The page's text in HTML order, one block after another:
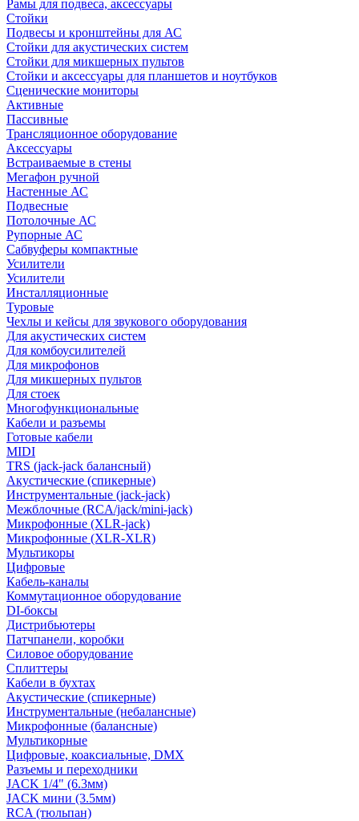
Рамы для подвеса, аксессуары
Стойки
Подвесы и кронштейны для АС
Стойки для акустических систем
Стойки для микшерных пультов
Стойки и аксессуары для планшетов и ноутбуков
Сценические мониторы
Активные
Пассивные
Трансляционное оборудование
Аксессуары
Встраиваемые в стены
Мегафон ручной
Настенные АС
Подвесные
Потолочные АС
Рупорные АС
Сабвуферы компактные
Усилители
Усилители
Инсталляционные
Туровые
Чехлы и кейсы для звукового оборудования
Для акустических систем
Для комбоусилителей
Для микрофонов
Для микшерных пультов
Для стоек
Многофункциональные
Кабели и разъемы
Готовые кабели
MIDI
TRS (jack-jack балансный)
Акустические (спикерные)
Инструментальные (jack-jack)
Межблочные (RCA/jack/mini-jack)
Микрофонные (XLR-jack)
Микрофонные (XLR-XLR)
Мультикоры
Цифровые
Кабель-каналы
Коммутационное оборудование
DI-боксы
Дистрибьютеры
Патчпанели, коробки
Силовое оборудование
Сплиттеры
Кабели в бухтах
Акустические (спикерные)
Инструментальные (небалансные)
Микрофонные (балансные)
Мультикорные
Цифровые, коаксиальные, DMX
Разъемы и переходники
JACK 1/4" (6.3мм)
JACK мини (3.5мм)
RCA (тюльпан)